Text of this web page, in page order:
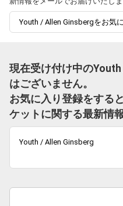
Youth / Allen Ginsbergをお気
現在受け付け中の
はございません。
お気に入り登録をする
ケットに関する最新情
Youth / Allen Ginsberg